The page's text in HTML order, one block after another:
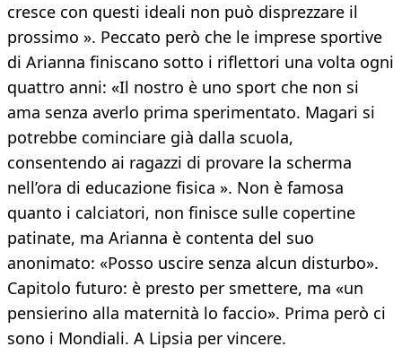
cresce con questi ideali non può disprezzare il
prossimo ». Peccato però che le imprese sportive
di Arianna finiscano sotto i riflettori una volta ogni
quattro anni: «Il nostro è uno sport che non si
ama senza averlo prima sperimentato. Magari si
potrebbe cominciare già dalla scuola,
consentendo ai ragazzi di provare la scherma
nell’ora di educazione fisica ». Non è famosa
quanto i calciatori, non finisce sulle copertine
patinate, ma Arianna è contenta del suo
anonimato: «Posso uscire senza alcun disturbo».
Capitolo futuro: è presto per smettere, ma «un
pensierino alla maternità lo faccio». Prima però ci
sono i Mondiali. A Lipsia per vincere.